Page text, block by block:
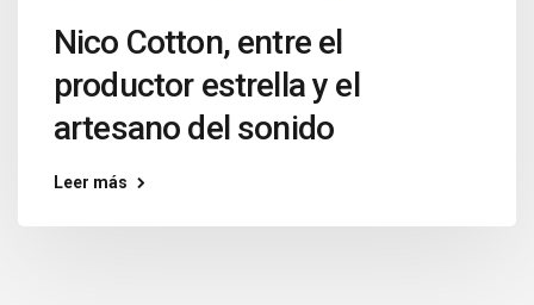
Nico Cotton, entre el
productor estrella y el
artesano del sonido
Leer más